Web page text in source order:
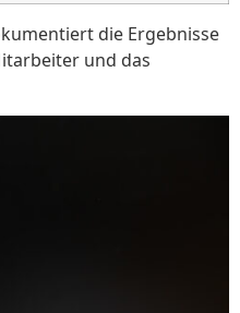
die Ergebnisse
und das